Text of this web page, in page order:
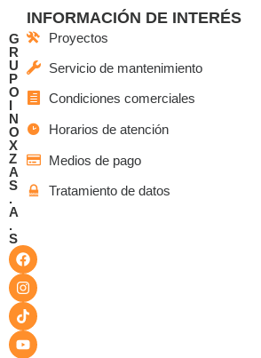
G
R
U
P
O
I
N
O
X
Z
A
S
.
A
.
S
INFORMACIÓN DE INTERÉS
Proyectos
Servicio de mantenimiento
Condiciones comerciales
Horarios de atención
Medios de pago
Tratamiento de datos